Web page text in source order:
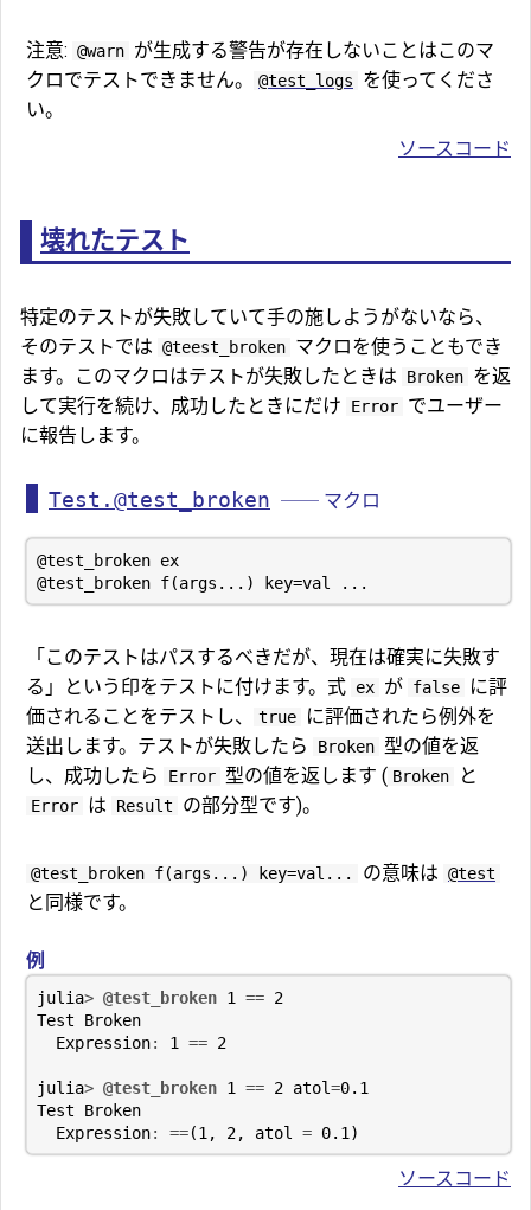
注意: @warn が生成する警告が存在しないことはこのマ
クロでテストできません。
@test_logs
を使ってくださ
い。
ソースコード
壊れたテスト
特定のテストが失敗していて手の施しようがないなら、
そのテストでは @teest_broken マクロを使うこともでき
ます。このマクロはテストが失敗したときは
Broken を返
して実行を続け、成功したときにだけ
Error でユーザー
に報告します。
Test.@test_broken ── マクロ
「このテストはパスするべきだが、現在は確実に失敗す
る」という印をテストに付けます。式 ex が false
に評
価されることをテストし、
true
に評価されたら例外を
送出します。テストが失敗したら
Broken 型の値を返
し、成功したら
Error 型の値を返します ( Broken と
Error は Result の部分型です)。
@test_broken f(args...) key=val... の意味は @test
と同様です。
例
julia> @test_broken 1 == 2
Test
Broken
Expression: 1 == 2
julia> @test_broken 1 == 2 atol=0.1
Test
Broken
Expression: ==(1 , 2, atol = 0.1 )
ソースコード